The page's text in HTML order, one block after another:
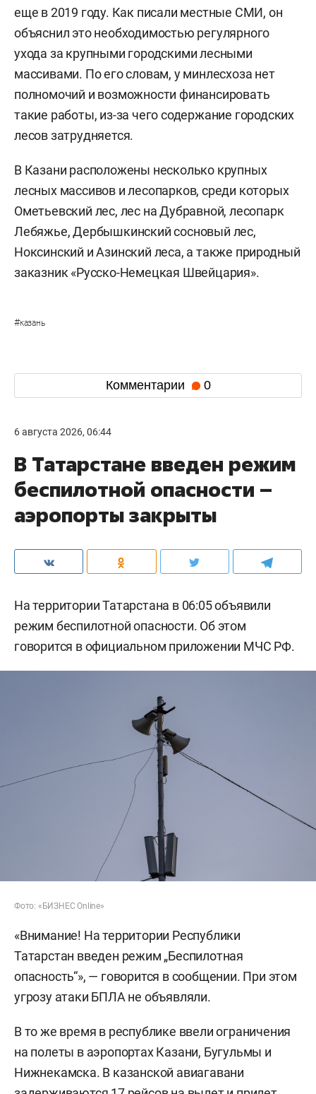
еще в 2019 году. Как писали местные СМИ, он
объяснил это необходимостью регулярного
ухода за крупными городскими лесными
массивами. По его словам, у минлесхоза нет
полномочий и возможности финансировать
такие работы, из-за чего содержание городских
лесов затрудняется.
В Казани расположены несколько крупных
лесных массивов и лесопарков, среди которых
Ометьевский лес, лес на Дубравной, лесопарк
Лебяжье, Дербышкинский сосновый лес,
Ноксинский и Азинский леса, а также природный
заказник «Русско-Немецкая Швейцария».
#казань
Комментарии 0
6 августа 2026, 06:44
В Татарстане введен режим
беспилотной опасности –
аэропорты закрыты
На территории Татарстана в 06:05 объявили
режим беспилотной опасности. Об этом
говорится в официальном приложении МЧС РФ.
Фото: «БИЗНЕС Online»
«Внимание! На территории Республики
Татарстан введен режим „Беспилотная
опасность“», — говорится в сообщении. При этом
угрозу атаки БПЛА не объявляли.
В то же время в республике ввели ограничения
на полеты в аэропортах Казани, Бугульмы и
Нижнекамска. В казанской авиагавани